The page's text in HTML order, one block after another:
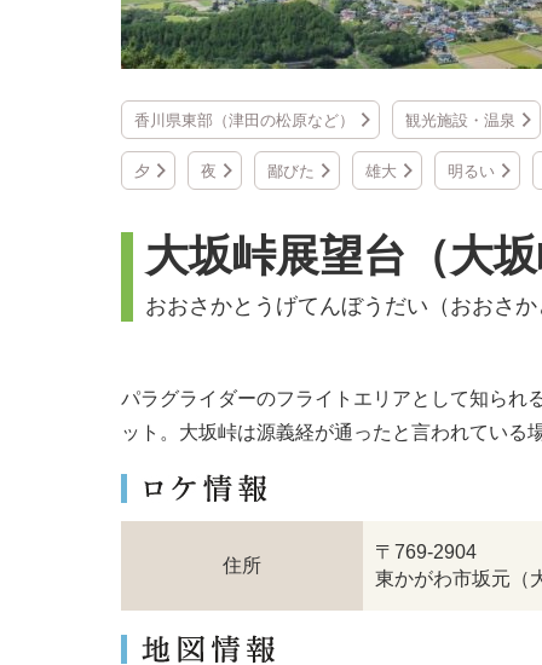
香川県東部（津田の松原など） 観光施設・温泉
夕 夜 鄙びた 雄大 明るい
大坂峠展望台（大
おおさかとうげてんぼうだい（おおさ
パラグライダーのフライトエリアとして知られ
ット。大坂峠は源義経が通ったと言われている
住所
〒769-2904
東かがわ市坂元（